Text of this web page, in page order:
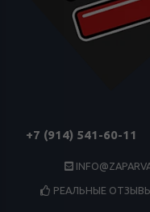
+7 (914) 541-60-11
РЕАЛЬНЫЕ